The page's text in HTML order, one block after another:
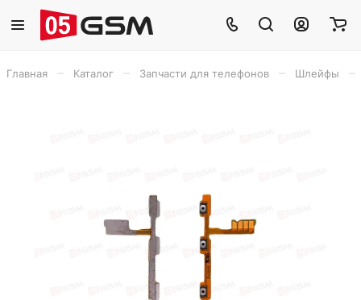
Главная Каталог Запчасти для телефонов Шлейфы